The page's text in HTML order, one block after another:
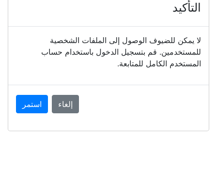
التأكيد
لا يمكن للضيوف الوصول إلى الملفات الشخصية
للمستخدمين. قم بتسجيل الدخول باستخدام حساب
المستخدم الكامل للمتابعة.
إلغاء استمر